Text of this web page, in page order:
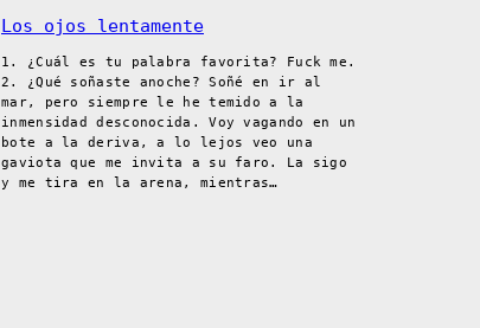
Los ojos lentamente
1. ¿Cuál es tu palabra favorita? Fuck me.
2. ¿Qué soñaste anoche? Soñé en ir al
mar, pero siempre le he temido a la
inmensidad desconocida. Voy vagando en un
bote a la deriva, a lo lejos veo una
gaviota que me invita a su faro. La sigo
y me tira en la arena, mientras…